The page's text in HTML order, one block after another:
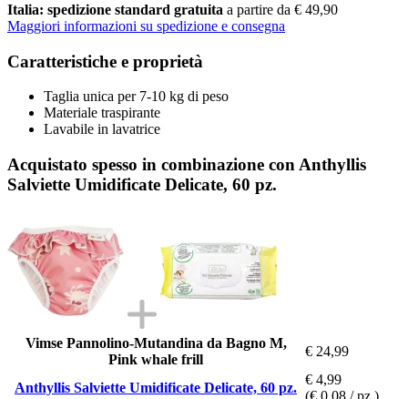
Italia: spedizione standard gratuita a partire da € 49,90
Maggiori informazioni su spedizione e consegna
Caratteristiche e proprietà
Taglia unica per 7-10 kg di peso
Materiale traspirante
Lavabile in lavatrice
Acquistato spesso in combinazione con Anthyllis
Salviette Umidificate Delicate, 60 pz.
Vimse Pannolino-Mutandina da Bagno M,
Pink whale frill
€ 24,99
Anthyllis Salviette Umidificate Delicate, 60 pz.
€ 4,99
(€ 0,08 / pz.)